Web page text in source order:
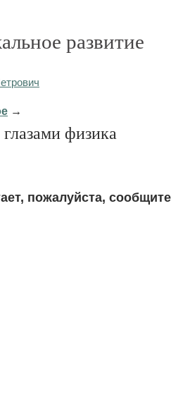
развитие
→
физика
пожалуйста,